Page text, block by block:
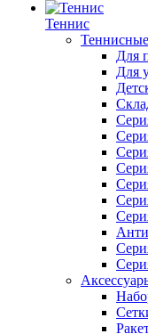
Теннис
Для
Для